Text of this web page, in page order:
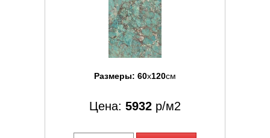
Размеры: 60x120см
Цена: 5932 р/м2